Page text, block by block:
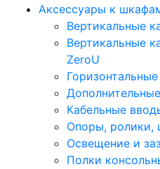
Аксессуары к
Вертикальные
Вертикальные
ZeroU
Кабельные
Опоры, ролики,
Освещение и
Полки